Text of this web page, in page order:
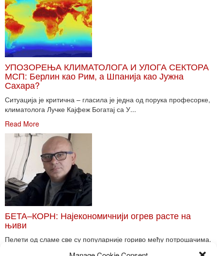
УПОЗОРЕЊА КЛИМАТОЛОГА И УЛОГА СЕКТОРА
МСП: Берлин као Рим, а Шпанија као Јужна
Сахара?
Ситуација је критична – гласила је једна од порука професорке,
климатолога Лучке Кајфеж Богатај са У...
Read More
БЕТА–КОРН: Најекономичнији огрев расте на
њиви
Пелети од сламе све су популарније гориво међу потрошачима.